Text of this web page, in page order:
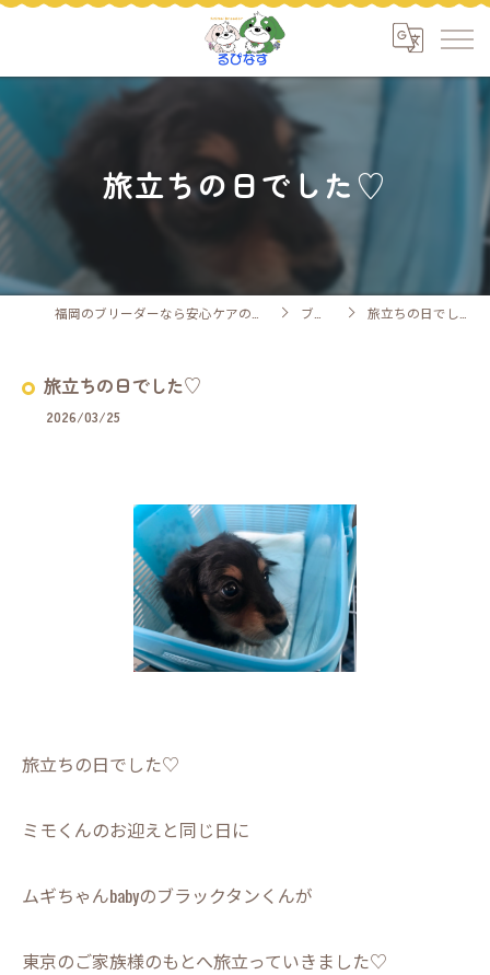
旅立ちの日でした♡
ブログ 旅立ちの日でした♡
旅立ちの日でした♡
2026/03/25
旅立ちの日でした♡
ミモくんのお迎えと同じ日に
ムギちゃんbabyのブラックタンくんが
東京のご家族様のもとへ旅立っていきました♡